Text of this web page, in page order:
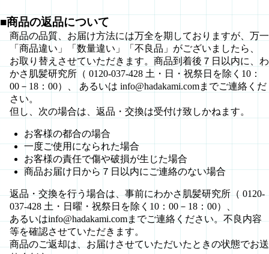
■商品の返品について
商品の品質、お届け方法には万全を期しておりますが、万一
「商品違い」「数量違い」「不良品」がございましたら、
お取り替えさせていただきます。商品到着後７日以内に、わ
かさ肌髪研究所（ 0120-037-428 土・日・祝祭日を除く10：
00－18：00）、 あるいは info@hadakami.comまでご連絡くだ
さい。
但し、次の場合は、返品・交換は受付け致しかねます。
お客様の都合の場合
一度ご使用になられた場合
お客様の責任で傷や破損が生じた場合
商品お届け日から７日以内にご連絡のない場合
返品・交換を行う場合は、事前にわかさ肌髪研究所（ 0120-
037-428 土・日曜・祝祭日を除く10：00－18：00）、
あるいはinfo@hadakami.comまでご連絡ください。不良内容
等を確認させていただきます。
商品のご返却は、お届けさせていただいたときの状態でお送